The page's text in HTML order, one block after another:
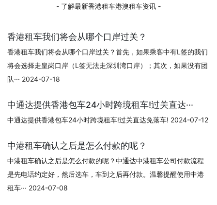
- 了解最新香港租车港澳租车资讯 -
香港租车我们将会从哪个口岸过关？
香港租车我们将会从哪个口岸过关？首先，如果乘客中有L签的我们
将会选择走皇岗口岸（L签无法走深圳湾口岸）；其次，如果没有团
队··· 2024-07-18
中通达提供香港包车24小时跨境租车!过关直达···
中通达提供香港包车24小时跨境租车!过关直达免落车! 2024-07-12
中港租车确认之后是怎么付款的呢？
中港租车确认之后是怎么付款的呢？中通达中港租车公司付款流程
是先电话约定好，然后选车，车到之后再付款。温馨提醒使用中港
租车··· 2024-07-08